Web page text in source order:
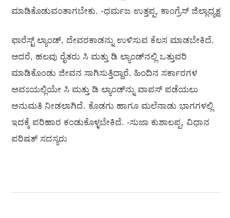
ಮಾಡಿಕೊಡುವಂತಾಗಬೇಕು. -ಧರ್ಮಜ ಉತ್ತಪ್ಪ, ಕಾಂಗ್ರೆಸ್ ಜಿಲ್ಲಾಧ್ಯಕ್ಷ
ಫಾರೆಸ್ಟ್ ಲ್ಯಾಂಡ್, ದೇವರಕಾಡನ್ನು ಉಳಿಸುವ ಕೆಲಸ ಮಾಡಬೇಕಿದೆ.
ಆದರೆ, ಹಲವು ರೈತರು ಸಿ ಮತ್ತು ಡಿ ಲ್ಯಾಂಡ್‌ನಲ್ಲಿ ಒತ್ತುವರಿ
ಮಾಡಿಕೊಂಡು ಜೀವನ ಸಾಗಿಸುತ್ತಿದ್ದಾರೆ. ಹಿಂದಿನ ಸರ್ಕಾರಗಳ
ಅವಽಯಲ್ಲಿಯೇ ಸಿ ಮತ್ತು ಡಿ ಲ್ಯಾಂಡ್‌ನ್ನು ವಾಪಸ್ ಪಡೆಯಲು
ಅನುಮತಿ ನೀಡಲಾಗಿದೆ. ಕೊಡಗು ಹಾಗೂ ಮಲೆನಾಡು ಭಾಗಗಳಲ್ಲಿ
ಇದಕ್ಕೆ ಪರಿಹಾರ ಕಂಡುಕೊಳ್ಳಬೇಕಿದೆ. -ಸುಜಾ ಕುಶಾಲಪ್ಪ, ವಿಧಾನ
ಪರಿಷತ್ ಸದಸ್ಯರು